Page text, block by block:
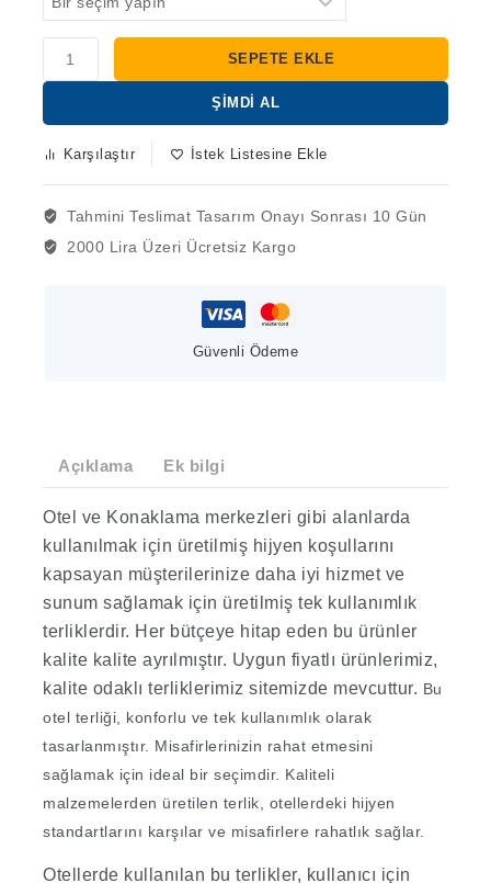
SEPETE EKLE
ŞIMDI AL
Karşılaştır İstek Listesine Ekle
Tahmini Teslimat Tasarım Onayı Sonrası 10 Gün
2000 Lira Üzeri Ücretsiz Kargo
Güvenli Ödeme
Açıklama Ek bilgi
Otel ve Konaklama merkezleri gibi alanlarda
kullanılmak için üretilmiş hijyen koşullarını
kapsayan müşterilerinize daha iyi hizmet ve
sunum sağlamak için üretilmiş tek kullanımlık
terliklerdir. Her bütçeye hitap eden bu ürünler
kalite kalite ayrılmıştır. Uygun fiyatlı ürünlerimiz,
kalite odaklı terliklerimiz sitemizde mevcuttur. Bu
otel terliği, konforlu ve tek kullanımlık olarak
tasarlanmıştır. Misafirlerinizin rahat etmesini
sağlamak için ideal bir seçimdir. Kaliteli
malzemelerden üretilen terlik, otellerdeki hijyen
standartlarını karşılar ve misafirlere rahatlık sağlar.
Otellerde kullanılan bu terlikler, kullanıcı için